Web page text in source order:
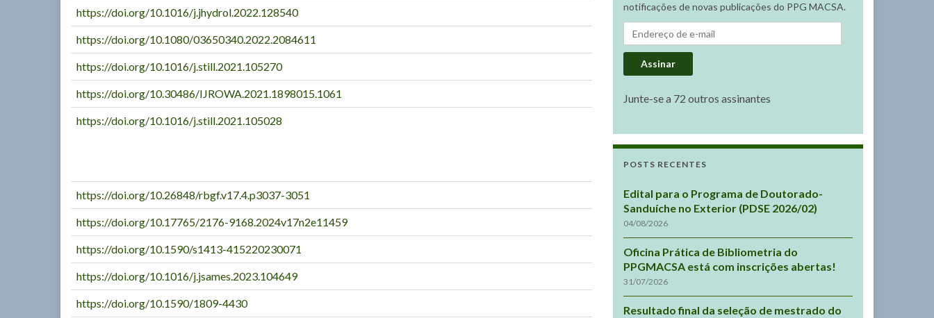
https://doi.org/10.1016/j.jhydrol.2022.128540
https://doi.org/10.1080/03650340.2022.2084611
https://doi.org/10.1016/j.still.2021.105270
https://doi.org/10.30486/IJROWA.2021.1898015.1061
https://doi.org/10.1016/j.still.2021.105028
https://doi.org/10.26848/rbgf.v17.4.p3037-3051
https://doi.org/10.17765/2176-9168.2024v17n2e11459
https://doi.org/10.1590/s1413-415220230071
https://doi.org/10.1016/j.jsames.2023.104649
https://doi.org/10.1590/1809-4430
notificações de novas publicações do PPG MACSA.
Endereço de e-mail
Assinar
Junte-se a 72 outros assinantes
POSTS RECENTES
Edital para o Programa de Doutorado-
Sanduíche no Exterior (PDSE 2026/02)
04/08/2026
Oficina Prática de Bibliometria do
PPGMACSA está com inscrições abertas!
31/07/2026
Resultado final da seleção de mestrado do